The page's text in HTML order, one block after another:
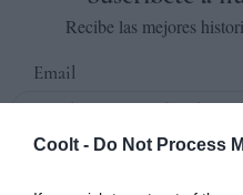
Coolt - Do Not Process
Recibe las mejores
Email